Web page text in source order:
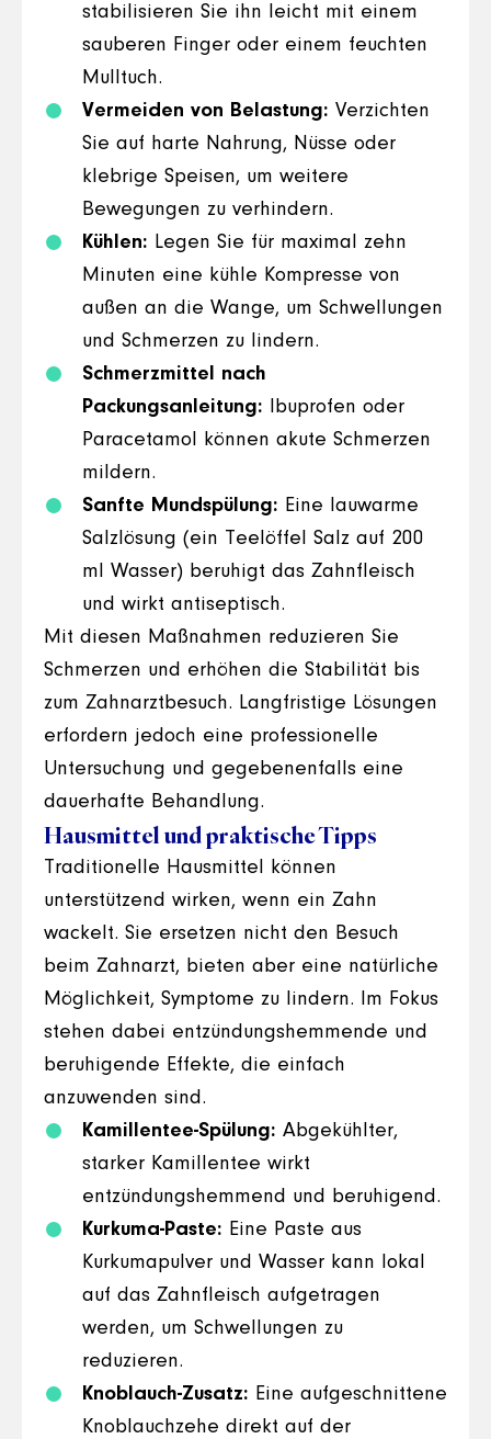
stabilisieren Sie ihn leicht mit einem
sauberen Finger oder einem feuchten
Mulltuch.
Vermeiden von Belastung: Verzichten
Sie auf harte Nahrung, Nüsse oder
klebrige Speisen, um weitere
Bewegungen zu verhindern.
Kühlen: Legen Sie für maximal zehn
Minuten eine kühle Kompresse von
außen an die Wange, um Schwellungen
und Schmerzen zu lindern.
Schmerzmittel nach
Packungsanleitung: Ibuprofen oder
Paracetamol können akute Schmerzen
mildern.
Sanfte Mundspülung: Eine lauwarme
Salzlösung (ein Teelöffel Salz auf 200
ml Wasser) beruhigt das Zahnfleisch
und wirkt antiseptisch.
Mit diesen Maßnahmen reduzieren Sie
Schmerzen und erhöhen die Stabilität bis
zum Zahnarztbesuch. Langfristige Lösungen
erfordern jedoch eine professionelle
Untersuchung und gegebenenfalls eine
dauerhafte Behandlung.
Hausmittel und praktische Tipps
Traditionelle Hausmittel können
unterstützend wirken, wenn ein Zahn
wackelt. Sie ersetzen nicht den Besuch
beim Zahnarzt, bieten aber eine natürliche
Möglichkeit, Symptome zu lindern. Im Fokus
stehen dabei entzündungshemmende und
beruhigende Effekte, die einfach
anzuwenden sind.
Kamillentee-Spülung: Abgekühlter,
starker Kamillentee wirkt
entzündungshemmend und beruhigend.
Kurkuma-Paste: Eine Paste aus
Kurkumapulver und Wasser kann lokal
auf das Zahnfleisch aufgetragen
werden, um Schwellungen zu
reduzieren.
Knoblauch-Zusatz: Eine aufgeschnittene
Knoblauchzehe direkt auf der